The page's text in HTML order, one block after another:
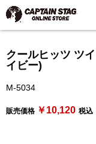
クールヒッツ ツ
イビー)
M-5034
販売価格 ￥10,120 税込